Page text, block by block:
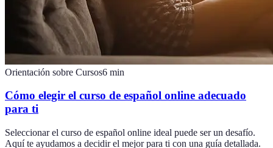
Orientación sobre Cursos6 min
Cómo elegir el curso de español online adecuado
para ti
Seleccionar el curso de español online ideal puede ser un desafío.
Aquí te ayudamos a decidir el mejor para ti con una guía detallada.